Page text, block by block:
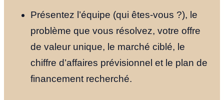
Présentez l’équipe (qui êtes-vous ?), le
problème que vous résolvez, votre offre
de valeur unique, le marché ciblé, le
chiffre d’affaires prévisionnel et le plan de
financement recherché.